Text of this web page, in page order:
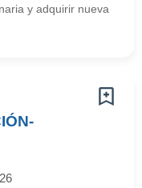
y adquirir nueva